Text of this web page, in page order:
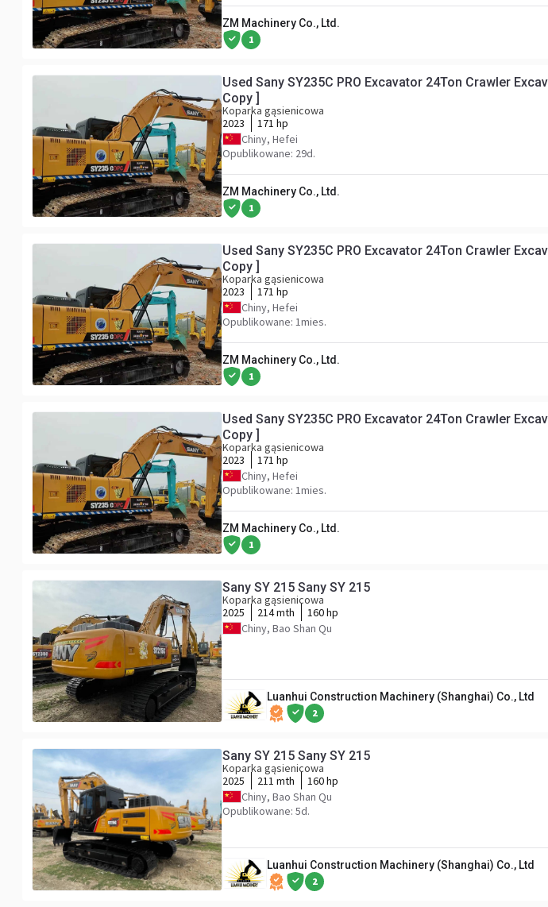
ZM Machinery Co., Ltd.
1
Used Sany SY235C PRO Excavator 24Ton Crawler
Copy ]
Koparka gąsienicowa
2023
171 hp
Chiny, Hefei
Opublikowane: 29d.
ZM Machinery Co., Ltd.
1
Used Sany SY235C PRO Excavator 24Ton Crawler
Copy ]
Koparka gąsienicowa
2023
171 hp
Chiny, Hefei
Opublikowane: 1mies.
ZM Machinery Co., Ltd.
1
Used Sany SY235C PRO Excavator 24Ton Crawler
Copy ]
Koparka gąsienicowa
2023
171 hp
Chiny, Hefei
Opublikowane: 1mies.
ZM Machinery Co., Ltd.
1
Sany SY 215 Sany SY 215
Koparka gąsienicowa
2025
214 mth
160 hp
Chiny, Bao Shan Qu
Luanhui Construction Machinery (Shanghai) Co., Ltd
2
Sany SY 215 Sany SY 215
Koparka gąsienicowa
2025
211 mth
160 hp
Chiny, Bao Shan Qu
Opublikowane: 5d.
Luanhui Construction Machinery (Shanghai) Co., Ltd
2